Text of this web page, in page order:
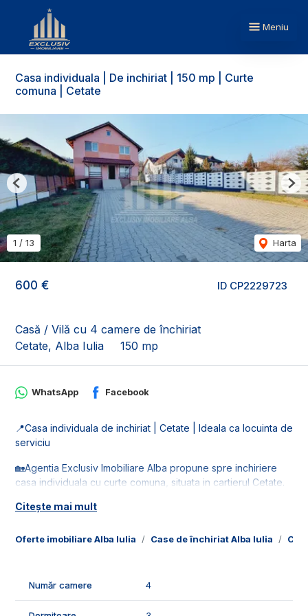
Meniu
Casa individuala | De inchiriat | 150 mp | Curte
comuna | Cetate
ID CP2229723
600 €
Casă / Vilă cu 4 camere de închiriat
Cetate, Alba Iulia
150 mp
1 / 13 Harta
Previous
Oferte imobiliare Alba Iulia Case de închiriat Alba Iulia
WhatsApp Facebook
📍Casa individuala de inchiriat | Cetate | Ideala ca locuinta de
serviciu
🏡Agentia Exclusiv Imobiliare Alba propune spre inchiriere
casa individuala cu curte comuna, situata in cartierul Cetate.
curent si canalizare. Casa este pe o strada asfaltata.
- 1 living generos;
Citește mai mult
Număr camere 4